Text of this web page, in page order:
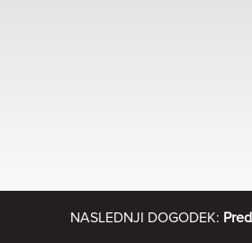
NASLEDNJI DOGODEK: